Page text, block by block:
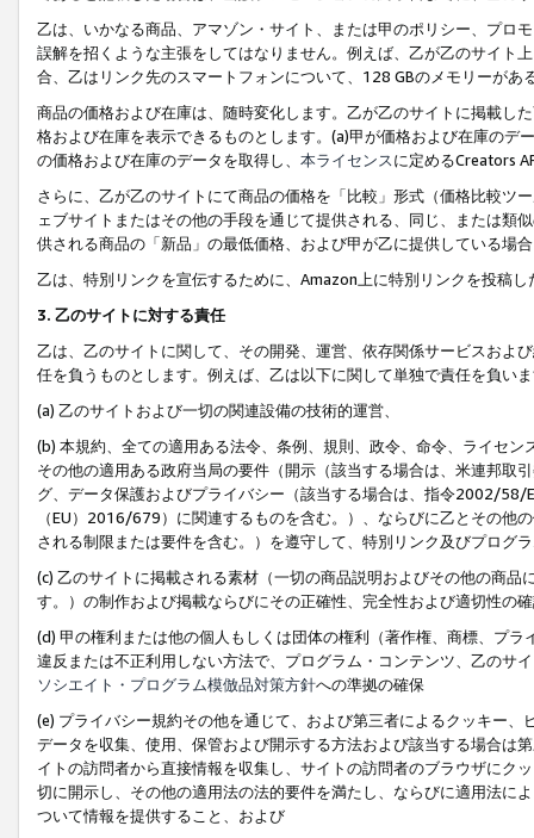
乙は、いかなる商品、アマゾン・サイト、または甲のポリシー、プロ
誤解を招くような主張をしてはなりません。例えば、乙が乙のサイト
合、乙はリンク先のスマートフォンについて、128 GBのメモリーがあ
商品の価格および在庫は、随時変化します。乙が乙のサイトに掲載し
格および在庫を表示できるものとします。(a)甲が価格および在庫の
の価格および在庫のデータを取得し、 本ライセンスに定めるCreators
さらに、乙が乙のサイトにて商品の価格を「比較」形式（価格比較ツ
ェブサイトまたはその他の手段を通じて提供される、同じ、または類
供される商品の「新品」の最低価格、および甲が乙に提供している場
乙は、特別リンクを宣伝するために、Amazon上に特別リンクを投稿
3. 乙のサイトに対する責任
乙は、乙のサイトに関して、その開発、運営、依存関係サービスおよ
任を負うものとします。例えば、乙は以下に関して単独で責任を負い
(a) 乙のサイトおよび一切の関連設備の技術的運営、
(b) 本規約、全ての適用ある法令、条例、規則、政令、命令、ライセ
その他の適用ある政府当局の要件（開示（該当する場合は、米連邦取
グ、データ保護およびプライバシー（該当する場合は、指令2002/58/
（EU）2016/679）に関連するものを含む。）、ならびに乙とその他
される制限または要件を含む。）を遵守して、特別リンク及びプログ
(c) 乙のサイトに掲載される素材（一切の商品説明およびその他の商
す。）の制作および掲載ならびにその正確性、完全性および適切性の
(d) 甲の権利または他の個人もしくは団体の権利（著作権、商標、プ
違反または不正利用しない方法で、プログラム・コンテンツ、乙のサ
ソシエイト・プログラム模倣品対策方針への準拠の確保
(e) プライバシー規約その他を通じて、および第三者によるクッキー
データを収集、使用、保管および開示する方法および該当する場合は
イトの訪問者から直接情報を収集し、サイトの訪問者のブラウザにク
切に開示し、その他の適用法の法的要件を満たし、ならびに適用法に
ついて情報を提供すること、および